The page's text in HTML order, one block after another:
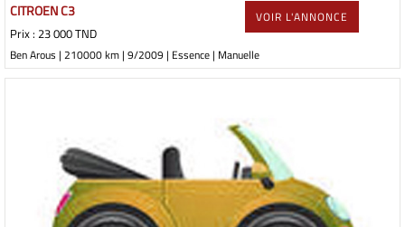
CITROEN C3
Prix : 23 000 TND
Ben Arous | 210000 km | 9/2009 | Essence | Manuelle
VOIR L'ANNONCE